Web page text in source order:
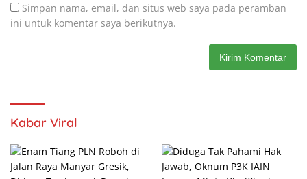
Simpan nama, email, dan situs web saya pada peramban
ini untuk komentar saya berikutnya.
Kabar Viral